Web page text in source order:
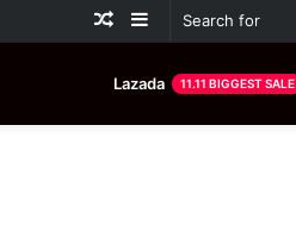
Sidebar
Random
Lazada 11.11 BIGGEST SALE